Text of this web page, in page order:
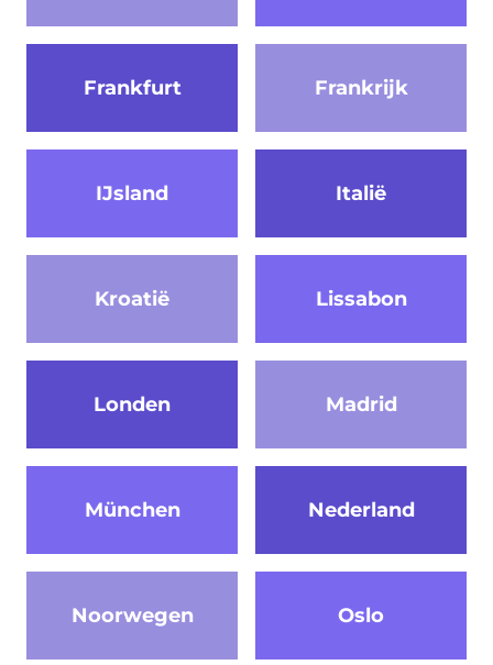
Frankfurt Frankrijk
IJsland Italië
Kroatië Lissabon
Londen Madrid
München Nederland
Noorwegen Oslo